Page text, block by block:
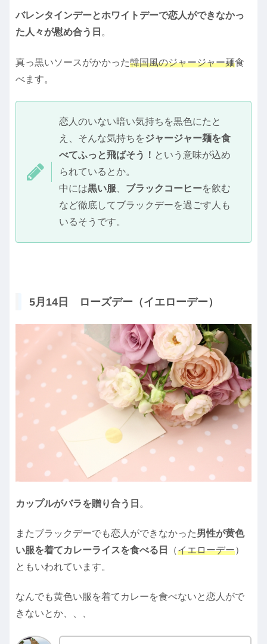
バレンタインデーとホワイトデーで恋人ができなかっ
た人々が慰め合う日 。
真っ黒いソースがかかった韓国風のジャージャー麺食
べます。
恋人のいない暗い気持ちを黒色にたと
え、そんな気持ちをジャージャー麺を食
べてふっと飛ばそう！ という意味が込め
られているとか。
中には黒い服 ブラックコーヒーを飲む
など徹底してブラックデーを過ごす人も
いるそうです。
5月14日 ローズデー（イエローデー）
カップルがバラを贈り合う日 。
またブラックデーでも恋人ができなかった男性が黄色
い服を着てカレーライスを食べる日
（イエローデー）
ともいわれています。
なんでも黄色い服を着てカレーを食べないと恋人がで
きないとか、、、